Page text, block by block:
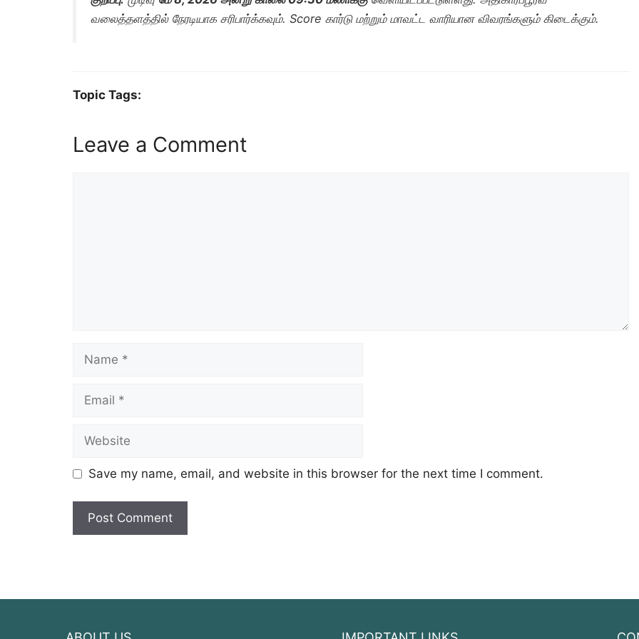
வலைத்தளத்தில் நேரடியாக சரிபார்க்கவும். Score கார்டு மற்றும் மாவட்ட வாரியான விவரங்களும் கிடைக்கும்.
Topic Tags:
Leave a Comment
Name
Email
Website
Save my name, email, and website in this browser for the next time I comment.